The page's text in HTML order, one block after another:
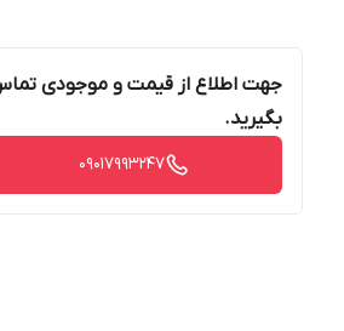
جهت اطلاع از قیمت و موجودی
بگیرید.
09017993247